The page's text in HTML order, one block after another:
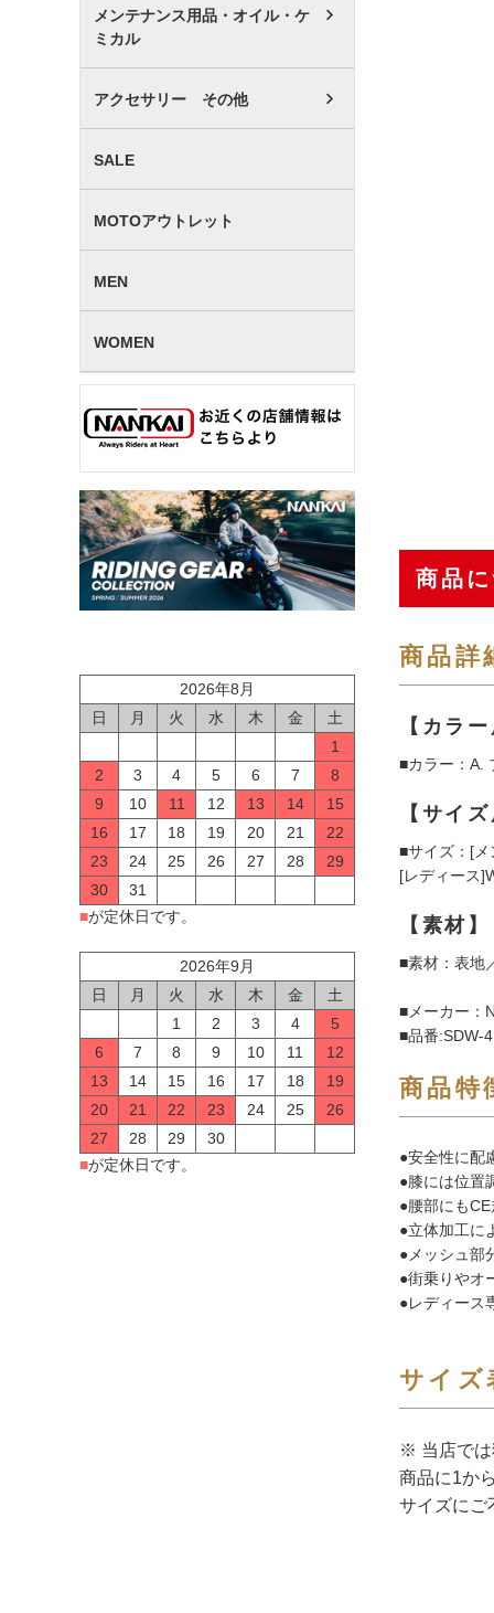
メンテナンス用品・オイル・ケ
ミカル
アクセサリー その他
SALE
MOTOアウトレット
MEN
WOMEN
2026年8月
日
月 火 水 木 金
土
1
2
3 4 5 6 7
8
9
10 11 12 13 14
15
16
17 18 19 20 21
22
23
24 25 26 27 28
29
30
31
■が定休日です。
2026年9月
日
月 火 水 木 金
土
1
2 3 4
5
6
7 8 9 10 11
12
13
14 15 16 17 18
19
20
21 22 23 24 25
26
27
28 29
30
■が定休日です。
商品
商品詳
【カラ
■カラー：A.
【サイ
■サイズ：[メ
[レディース
【素材】
■素材：表地
■メーカー：
■品番:SDW-
商品特
●安全性に配
●膝には位置
●腰部にも
●立体加工に
●メッシュ部
●街乗りやオ
●レディース
サイズ
※ 当店では
商品に1か
サイズにご